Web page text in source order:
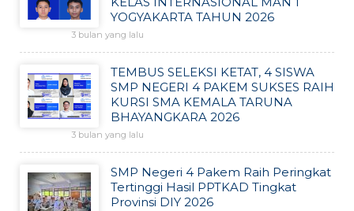
YOGYAKARTA TAHUN 2026
3 bulan yang lalu
TEMBUS SELEKSI KETAT, 4 SISWA
SMP NEGERI 4 PAKEM SUKSES RAIH
KURSI SMA KEMALA TARUNA
BHAYANGKARA 2026
3 bulan yang lalu
SMP Negeri 4 Pakem Raih Peringkat
Tertinggi Hasil PPTKAD Tingkat
Provinsi DIY 2026